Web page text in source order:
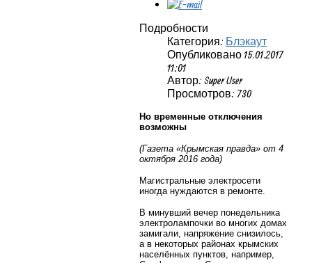
Подробности
Категория: Блэкаут
Опубликовано 15.01.2017
11:01
Автор: Super User
Просмотров: 730
Но временные отключения
возможны
(Газета «Крымская правда» от 4
октября 2016 года)
Магистральные электросети
иногда нуждаются в ремонте.
В минувший вечер понедельника
электролампочки во многих домах
замигали, напряжение снизилось,
а в некоторых районах крымских
населённых пунктов, например,